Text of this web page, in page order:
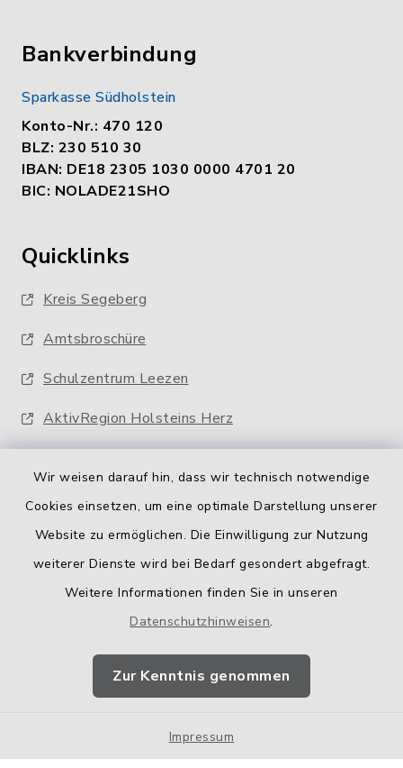
Wir weisen darauf hin, dass wir technisch notwendige
Cookies einsetzen, um eine optimale Darstellung unserer
Website zu ermöglichen. Die Einwilligung zur Nutzung
weiterer Dienste wird bei Bedarf gesondert abgefragt.
Weitere Informationen finden Sie in unseren
Datenschutzhinweisen.
Zur Kenntnis genommen
Impressum
Bankverbindung
Sparkasse Südholstein
Konto-Nr.: 470 120
BLZ: 230 510 30
IBAN: DE18 2305 1030 0000 4701 20
BIC: NOLADE21SHO
Quicklinks
Kreis Segeberg
Amtsbroschüre
Schulzentrum Leezen
AktivRegion Holsteins Herz
Barrierefreiheit
Impressum
Sitemap